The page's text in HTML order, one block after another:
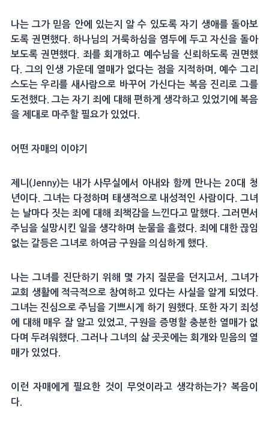
나는 그가 믿음 안에 있는지 알 수 있도록 자기 생애를 돌아보
도록 권면했다. 하나님의 거룩하심을 염두에 두고 자신을 돌아
보도록 권면했다. 죄를 회개하고 예수님을 신뢰하도록 권면했
다. 그의 인생 가운데 열매가 없다는 점을 지적하며, 예수 그리
스도는 우리를 새사람으로 바꾸어 가신다는 복음 진리로 그를
도전했다. 그는 자기 죄에 대해 편하게 생각하고 있었기에 복음
을 제대로 마주할 필요가 있었다.
어떤 자매의 이야기
제니(Jenny)는 내가 사무실에서 아내와 함께 만나는 20대 청
년이다. 그녀는 다정하며 태생적으로 내성적인 사람이다. 그녀
는 날마다 짓는 죄에 대해 죄책감을 느낀다고 말했다. 그러면서
주님을 실망시킨 일을 생각하며 눈물을 흘렸다. 죄에 대한 끊임
없는 갈등은 그녀로 하여금 구원을 의심하게 했다.
나는 그녀를 진단하기 위해 몇 가지 질문을 던지고서, 그녀가
교회 생활에 적극적으로 참여하고 있다는 사실을 알게 되었다.
그녀는 진심으로 주님을 기쁘시게 하기 원했다. 또한 자기 죄성
에 대해 매우 잘 알고 있었고, 구원을 증명할 충분한 열매가 없
다며 두려워했다. 그러나 그녀의 삶 곳곳에는 회개와 믿음의 열
매가 있었다.
이런 자매에게 필요한 것이 무엇이라고 생각하는가? 복음이
다.